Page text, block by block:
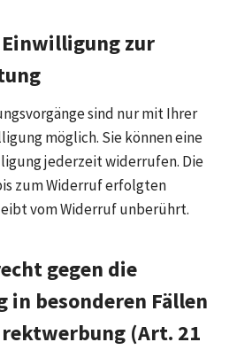
zur
sind nur mit Ihrer
möglich. Sie können eine
jederzeit widerrufen. Die
zum Widerruf erfolgten
vom Widerruf unberührt.
gegen die
in besonderen Fällen
(Art. 21